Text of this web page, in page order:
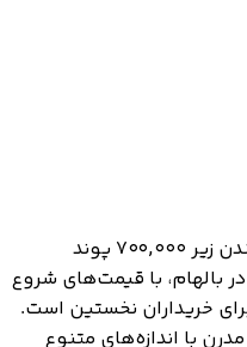
آیا به دنبال خرید خانه‌ای ارزان در لندن زیر ۷۰۰,۰۰۰ پوند
بالهام، با قیمت‌های شروع
برای خریداران نخستین است.
مسکونی مدرن با اندازه‌های متنوع